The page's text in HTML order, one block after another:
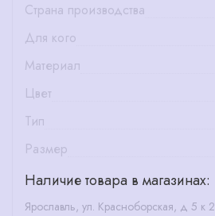
Страна производства
Для кого
Материал
Цвет
Тип
Размер
Наличие товара в магазинах:
Ярославль, ул. Красноборская, д 5 к 2